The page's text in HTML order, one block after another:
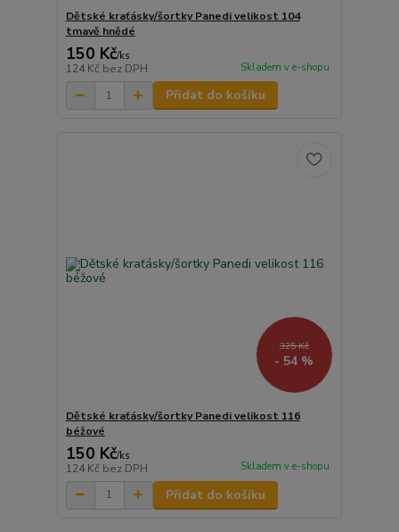
Dětské kraťásky/šortky Panedi velikost 104
tmavě hnědé
150 Kč/ks
124 Kč bez DPH Skladem v e-shopu
Přidat do košíku
325 Kč
- 54 %
Dětské kraťásky/šortky Panedi velikost 116
béžové
150 Kč/ks
124 Kč bez DPH Skladem v e-shopu
Přidat do košíku